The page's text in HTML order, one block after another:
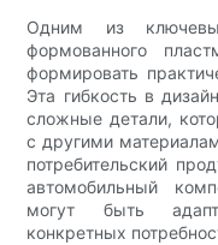
Одним из
формованного
формировать
Эта гибкость в
сложные детали,
с другими
потребительский
автомобильный
могут быть
конкретных